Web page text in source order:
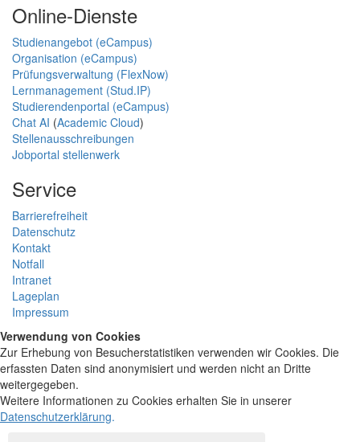
Online-Dienste
Studienangebot (eCampus)
Organisation (eCampus)
Prüfungsverwaltung (FlexNow)
Lernmanagement (Stud.IP)
Studierendenportal (eCampus)
Chat AI (Academic Cloud)
Stellenausschreibungen
Jobportal stellenwerk
Service
Barrierefreiheit
Datenschutz
Kontakt
Notfall
Intranet
Lageplan
Impressum
Verwendung von Cookies
Zur Erhebung von Besucherstatistiken verwenden wir Cookies. Die
erfassten Daten sind anonymisiert und werden nicht an Dritte
weitergegeben.
Weitere Informationen zu Cookies erhalten Sie in unserer
Datenschutzerklärung.